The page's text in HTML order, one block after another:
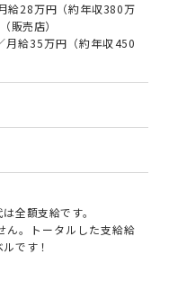
給28万円（約年収380万
販売店）
月給35万円（約年収450
全額支給です。
ん。トータルした支給給
です！